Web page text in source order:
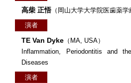
高柴 正悟 （岡山大学大学院医歯薬学
演者
TE Van Dyke （MA, USA）
Inflammation, Periodontitis and
Diseases
演者